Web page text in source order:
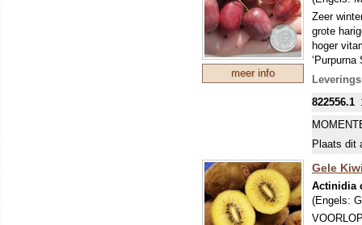
meer info
Zeer
grote
hoger
een zeer
822556.1
Plaats dit
Gele
Actinidia
(Engels: